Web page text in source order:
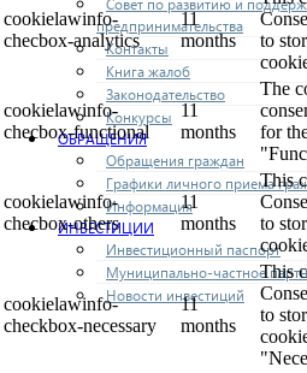
предпринимательства
Контакты
Книга жалоб
Законодательство
Конкурсы
ОБРАЩЕНИЯ
Обращения граждан
Графики личного приема
Информация
ИНВЕСТИЦИИ
Инвестиционный паспорт
Муниципально-частное
Новости инвестиций
cookielawinfo-
checbox-analytics
11
months
to
cookielawinfo-
checbox-functional
11
months
The
for
cookielawinfo-
checbox-others
11
months
This
to
cookielawinfo-
checkbox-necessary
11
months
This
to